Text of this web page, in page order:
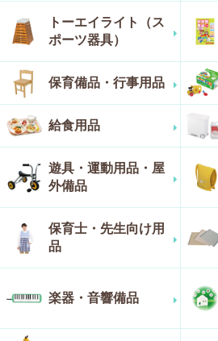
トーエイライト（ス
ポーツ器具）
保育備品・行事用品
給食用品
遊具・運動用品・屋
外備品
保育士・先生向け用
品
楽器・音響備品